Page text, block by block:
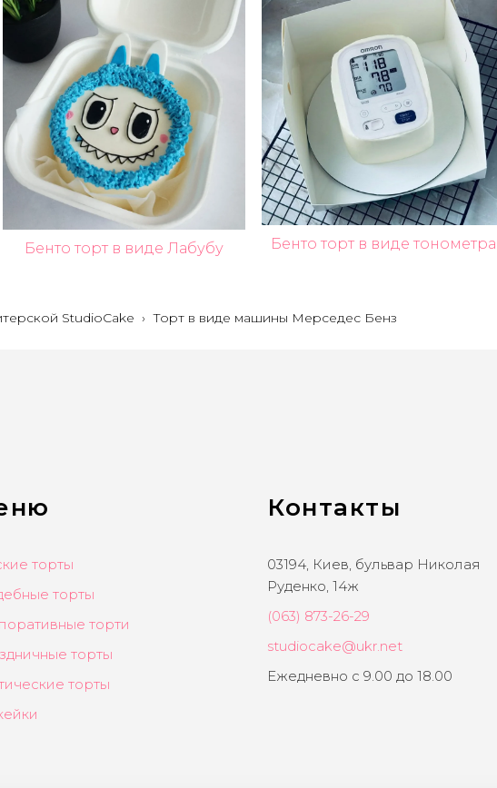
Бенто торт в виде Лабубу Бенто торт в виде тонометра
StudioCake › Торт в виде машины Мерседес Бенз
торты
торты
торти
торты
торты
Контакты
03194, Киев, бульвар Николая
Руденко, 14ж
(063) 873-26-29
studiocake@ukr.net
Ежедневно с 9.00 до 18.00